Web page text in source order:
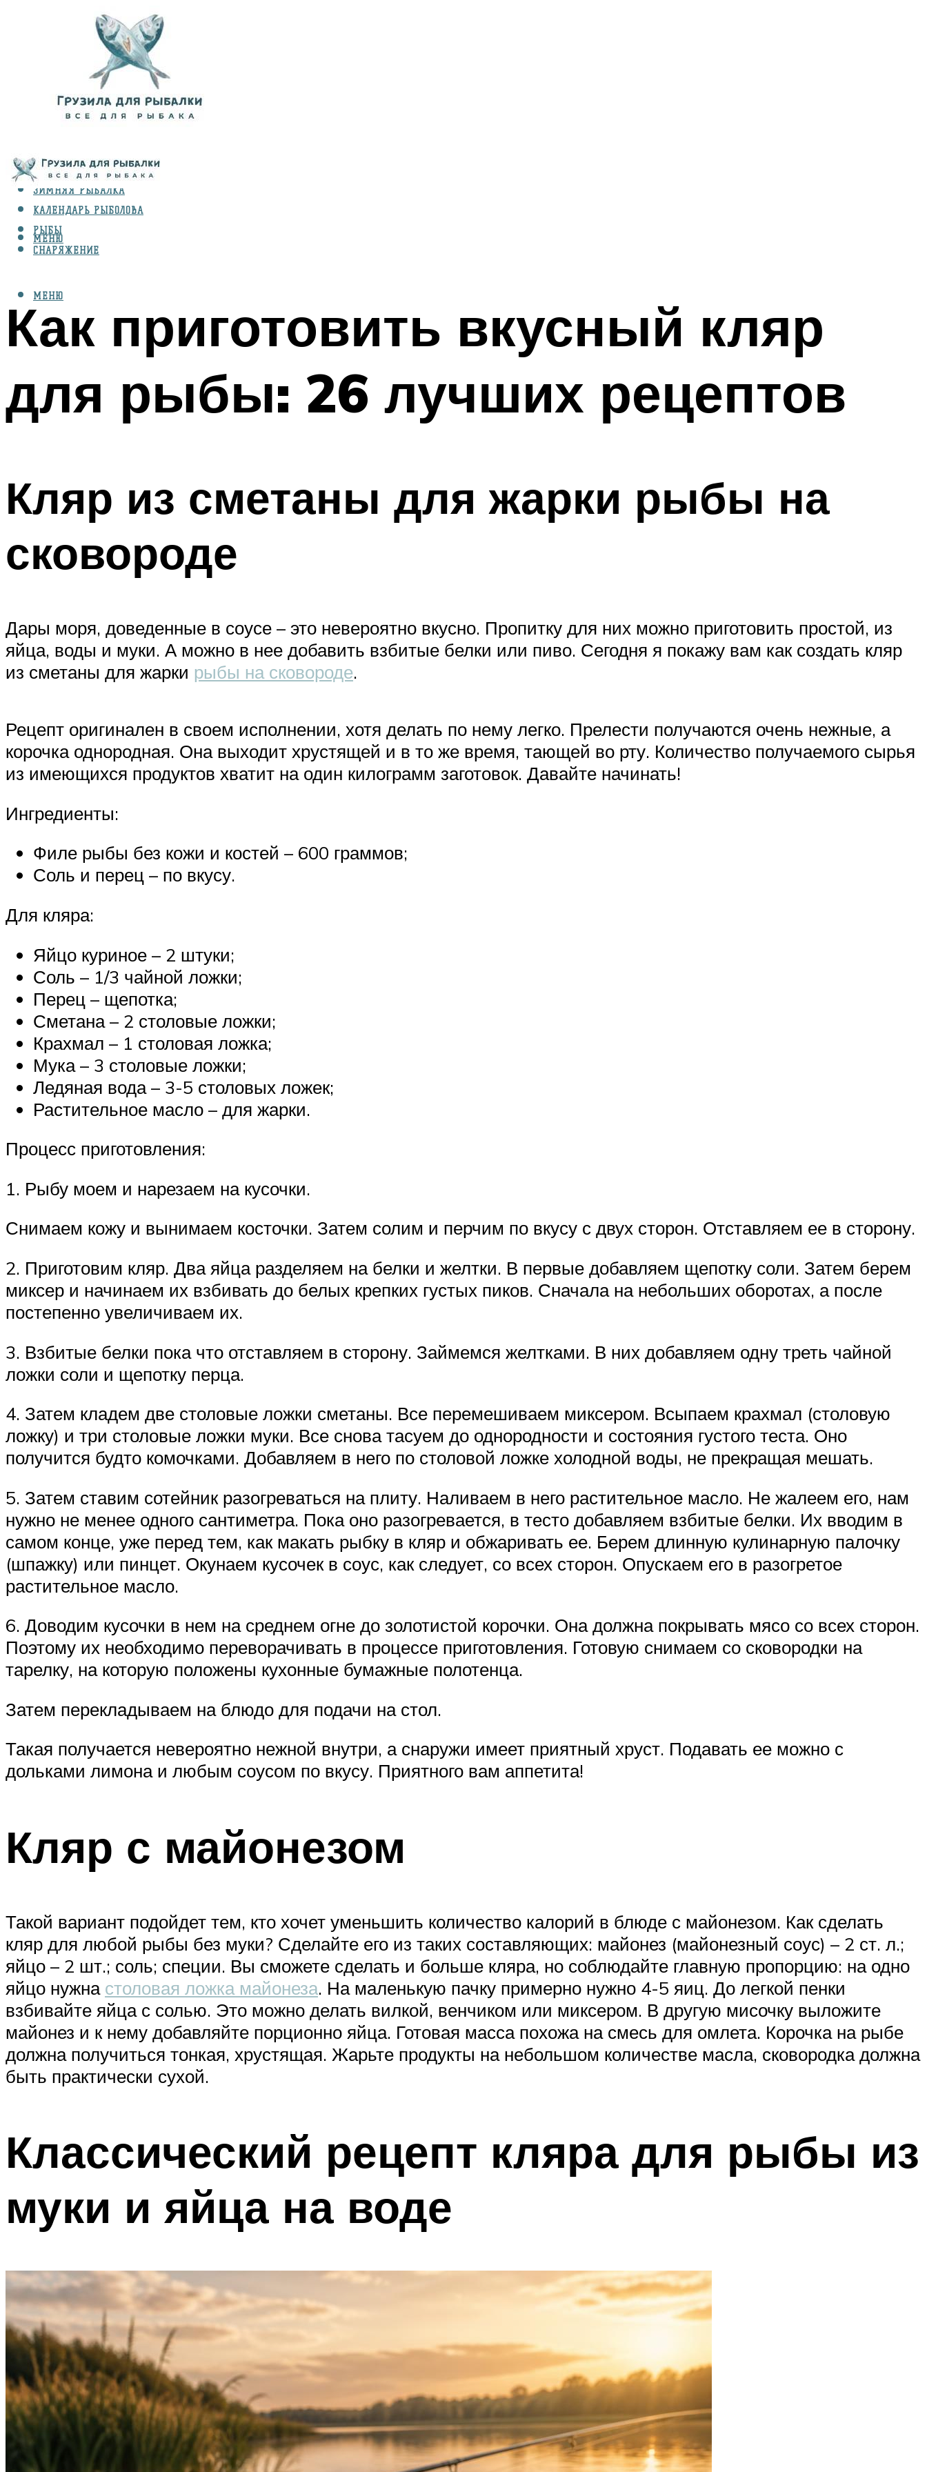
ВИДЫ ЛОВЛИ
ЗИМНЯЯ РЫБАЛКА
КАЛЕНДАРЬ РЫБОЛОВА
РЫБЫ
СНАРЯЖЕНИЕ
МЕНЮ
МЕНЮ
Как приготовить вкусный кляр
для рыбы: 26 лучших рецептов
Кляр из сметаны для жарки рыбы на
сковороде
Дары моря, доведенные в соусе – это невероятно вкусно. Пропитку для них можно приготовить простой, из
яйца, воды и муки. А можно в нее добавить взбитые белки или пиво. Сегодня я покажу вам как создать кляр
из сметаны для жарки рыбы на сковороде.
Рецепт оригинален в своем исполнении, хотя делать по нему легко. Прелести получаются очень нежные, а
корочка однородная. Она выходит хрустящей и в то же время, тающей во рту. Количество получаемого сырья
из имеющихся продуктов хватит на один килограмм заготовок. Давайте начинать!
Ингредиенты:
Филе рыбы без кожи и костей – 600 граммов;
Соль и перец – по вкусу.
Для кляра:
Яйцо куриное – 2 штуки;
Соль – 1/3 чайной ложки;
Перец – щепотка;
Сметана – 2 столовые ложки;
Крахмал – 1 столовая ложка;
Мука – 3 столовые ложки;
Ледяная вода – 3-5 столовых ложек;
Растительное масло – для жарки.
Процесс приготовления:
1. Рыбу моем и нарезаем на кусочки.
Снимаем кожу и вынимаем косточки. Затем солим и перчим по вкусу с двух сторон. Отставляем ее в сторону.
2. Приготовим кляр. Два яйца разделяем на белки и желтки. В первые добавляем щепотку соли. Затем берем
миксер и начинаем их взбивать до белых крепких густых пиков. Сначала на небольших оборотах, а после
постепенно увеличиваем их.
3. Взбитые белки пока что отставляем в сторону. Займемся желтками. В них добавляем одну треть чайной
ложки соли и щепотку перца.
4. Затем кладем две столовые ложки сметаны. Все перемешиваем миксером. Всыпаем крахмал (столовую
ложку) и три столовые ложки муки. Все снова тасуем до однородности и состояния густого теста. Оно
получится будто комочками. Добавляем в него по столовой ложке холодной воды, не прекращая мешать.
5. Затем ставим сотейник разогреваться на плиту. Наливаем в него растительное масло. Не жалеем его, нам
нужно не менее одного сантиметра. Пока оно разогревается, в тесто добавляем взбитые белки. Их вводим в
самом конце, уже перед тем, как макать рыбку в кляр и обжаривать ее. Берем длинную кулинарную палочку
(шпажку) или пинцет. Окунаем кусочек в соус, как следует, со всех сторон. Опускаем его в разогретое
растительное масло.
6. Доводим кусочки в нем на среднем огне до золотистой корочки. Она должна покрывать мясо со всех сторон.
Поэтому их необходимо переворачивать в процессе приготовления. Готовую снимаем со сковородки на
тарелку, на которую положены кухонные бумажные полотенца.
Затем перекладываем на блюдо для подачи на стол.
Такая получается невероятно нежной внутри, а снаружи имеет приятный хруст. Подавать ее можно с
дольками лимона и любым соусом по вкусу. Приятного вам аппетита!
Кляр с майонезом
Такой вариант подойдет тем, кто хочет уменьшить количество калорий в блюде с майонезом. Как сделать
кляр для любой рыбы без муки? Сделайте его из таких составляющих: майонез (майонезный соус) – 2 ст. л.;
яйцо – 2 шт.; соль; специи. Вы сможете сделать и больше кляра, но соблюдайте главную пропорцию: на одно
яйцо нужна столовая ложка майонеза. На маленькую пачку примерно нужно 4-5 яиц. До легкой пенки
взбивайте яйца с солью. Это можно делать вилкой, венчиком или миксером. В другую мисочку выложите
майонез и к нему добавляйте порционно яйца. Готовая масса похожа на смесь для омлета. Корочка на рыбе
должна получиться тонкая, хрустящая. Жарьте продукты на небольшом количестве масла, сковородка должна
быть практически сухой.
Классический рецепт кляра для рыбы из
муки и яйца на воде